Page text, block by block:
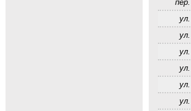
пер.
ул.
ул.
ул.
ул.
ул.
ул.